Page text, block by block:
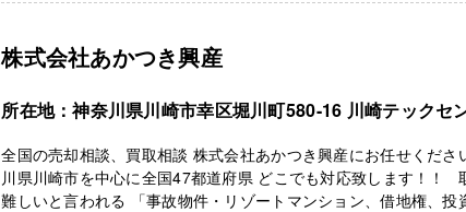
株式会社あかつき興産
所在地：神奈川県川崎市幸区堀川町580-16 川崎テックセ
全国の売却相談、買取相談 株式会社あかつき興産にお任せくだ
川県川崎市を中心に全国47都道府県 どこでも対応致します！！
難しいと言われる 「事故物件・リゾートマンション、借地権、投